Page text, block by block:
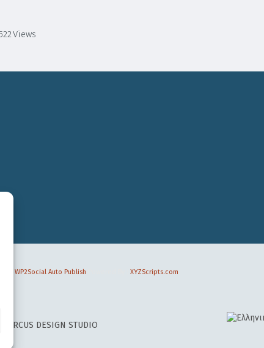
Views
CIRCUS DESIGN STUDIO
WP2Social Auto Publish XYZScripts.com